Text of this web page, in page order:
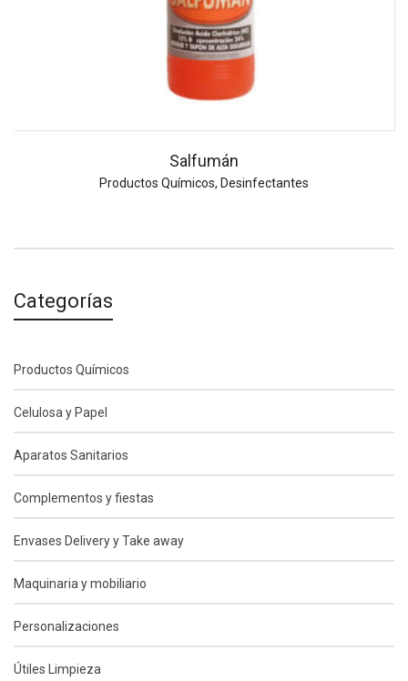
Salfumán
Productos Químicos, Desinfectantes
Categorías
Productos Químicos
Celulosa y Papel
Aparatos Sanitarios
Complementos y fiestas
Envases Delivery y Take away
Maquinaria y mobiliario
Personalizaciones
Útiles Limpieza